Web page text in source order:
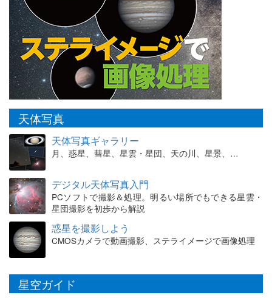
天体写真
天体写真ギャラリー
月、惑星、彗星、星雲・星団、天の川、星景、…
デジタル天体写真入門
PCソフトで撮影＆処理。明るい場所でもできる星雲・
星団撮影を初歩から解説
惑星を撮影しよう
CMOSカメラで動画撮影、ステライメージで画像処理
星空ガイド